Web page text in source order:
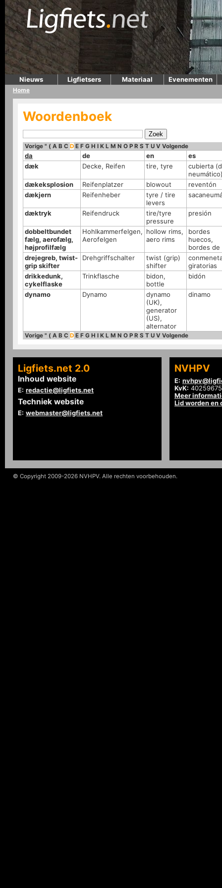
Nieuws Ligfietsers Materiaal Evenementen
Home
Woordenboek
Vorige " ( A B C D E F G H I K L M N O P R S T U V Volgende
da de en
es
dæk
Decke, Reifen tire, tyre
cubierta
dækeksplosion
Reifenplatzer blowout
reventón
dækjern
Reifenheber
tyre / tire
levers
dæktryk Reifendruck
tire/tyre
pressure
presión
dobbeltbundet
fælg, aerofælg,
højprofilfælg
Hohlkammerfelgen,
Aerofelgen
hollow rims,
aero rims
bordes
huecos,
bordes de
drejegreb, twist-
grip skifter
Drehgriffschalter
twist (grip)
shifter
giratorias
drikkedunk,
cykelflaske
Trinkflasche
bidon,
bottle
bidón
dynamo Dynamo
dynamo
(UK),
generator
(US),
alternator
dinamo
Vorige " ( A B C D E F G H I K L M N O P R S T U V Volgende
Ligfiets.net 2.0
Inhoud website
E: redactie@ligfiets.net
Techniek website
E: webmaster@ligfiets.net
NVHPV
E:
KvK: 40259675
Meer
Lid worden en
© Copyright 2009-2026 NVHPV. Alle rechten voorbehouden.